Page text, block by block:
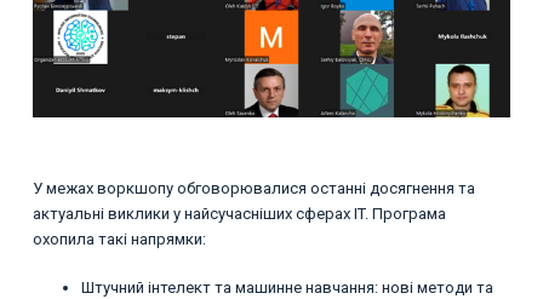
У межах воркшопу обговорювалися останні досягнення та
актуальні виклики у найсучасніших сферах IT. Програма
охопила такі напрямки:
Штучний інтелект та машинне навчання: нові методи та